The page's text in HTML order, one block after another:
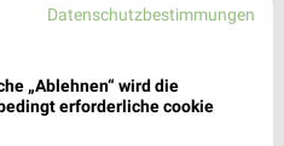
Kaffee Bar Weiden
15
Datenschutzbestimmungen
„Ablehnen“ wird die
erforderliche cookie